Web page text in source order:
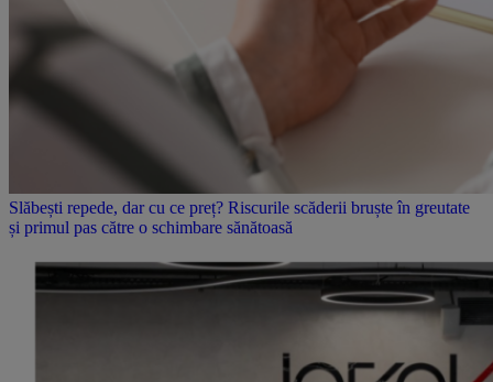
Slăbești repede, dar cu ce preț? Riscurile scăderii bruște în greutate
și primul pas către o schimbare sănătoasă